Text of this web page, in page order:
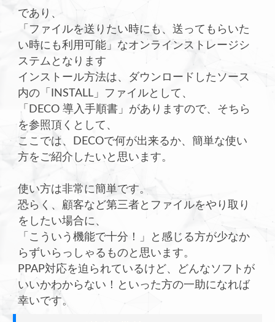
であり、
「ファイルを送りたい時にも、送ってもらいた
い時にも利用可能」なオンラインストレージシ
ステムとなります
インストール方法は、ダウンロードしたソース
内の「INSTALL」ファイルとして、
「DECO 導入手順書」がありますので、そちら
を参照頂くとして、
ここでは、DECOで何が出来るか、簡単な使い
方をご紹介したいと思います。
使い方は非常に簡単です。
恐らく、顧客など第三者とファイルをやり取り
をしたい場合に、
「こういう機能で十分！」と感じる方が少なか
らずいらっしゃるものと思います。
PPAP対応を迫られているけど、どんなソフトが
いいかわからない！といった方の一助になれば
幸いです。